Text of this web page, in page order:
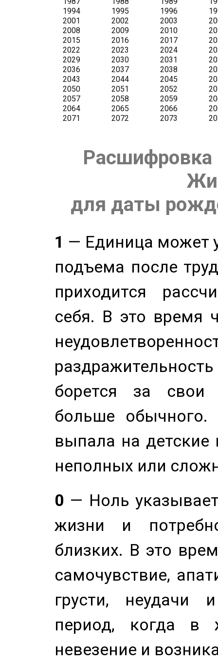
Расшифровка
для даты
1 — Единица может
подъема после
приходится
себя. В это время
борется за свои
больше
выпала на детские
неполных или
0 — Ноль
жизни и
близких. В это
самочувствие,
грусти, неудачи
период, когда в
невезение и